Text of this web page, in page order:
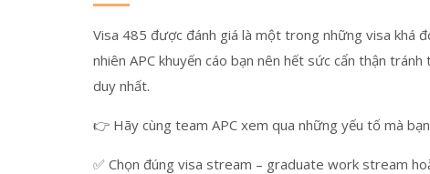
Visa 485 được đánh giá là một trong những visa khá
nhiên APC khuyến cáo bạn nên hết sức cẩn thận
duy nhất.
👉 Hãy cùng team APC xem qua những yếu tố mà
✅ Chọn đúng visa stream – graduate work stream